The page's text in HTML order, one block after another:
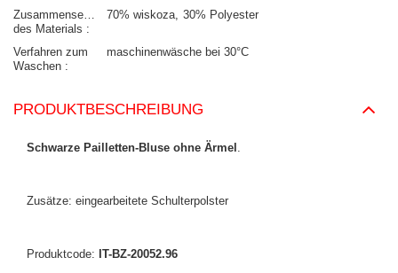
Zusammensetzung
des Materials
70% wiskoza 30% Polyester
Verfahren zum
Waschen
maschinenwäsche bei 30°C
PRODUKTBESCHREIBUNG
Schwarze Pailletten-Bluse ohne Ärmel .
Zusätze: eingearbeitete Schulterpolster
Produktcode: IT-BZ-20052.96